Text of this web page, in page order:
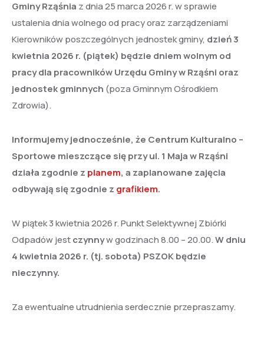
Gminy Rząśnia z dnia 25 marca 2026 r. w sprawie
ustalenia dnia wolnego od pracy oraz zarządzeniami
Kierowników poszczególnych jednostek gminy, dzień 3
kwietnia 2026 r. (piątek) będzie dniem wolnym od
pracy dla pracowników Urzędu Gminy w Rząśni oraz
jednostek gminnych (poza Gminnym Ośrodkiem
Zdrowia).
Informujemy jednocześnie, że Centrum Kulturalno –
Sportowe mieszczące się przy ul. 1 Maja w Rząśni
działa zgodnie z planem, a zaplanowane zajęcia
odbywają się zgodnie z grafikiem.
W piątek 3 kwietnia 2026 r. Punkt Selektywnej Zbiórki
Odpadów jestczynnyw godzinach 8.00 – 20.00.W dniu
4 kwietnia 2026 r. (tj. sobota) PSZOK będzie
nieczynny.
Za ewentualne utrudnienia serdecznie przepraszamy.